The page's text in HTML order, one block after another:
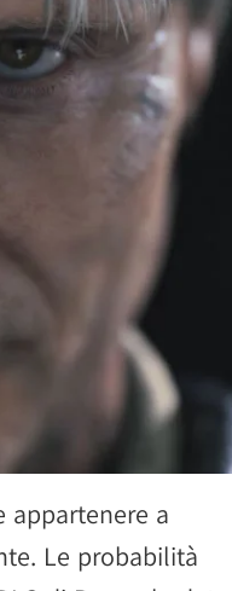
appartenere a
Le probabilità